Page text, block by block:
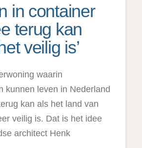
in container
terug kan
veilig is’
waarin
kunnen leven in Nederland
kan als het land van
veilig is. Dat is het idee
architect Henk